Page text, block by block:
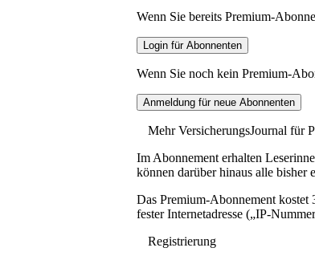
Wenn Sie bereits Premium-
Wenn Sie noch kein Premium-
Mehr VersicherungsJournal für
Im Abonnement erhalten
können darüber hinaus alle bisher
Das Premium-Abonnement
fester Internetadresse („IP-
Registrierung